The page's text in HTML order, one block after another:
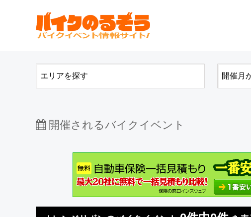
開催されるバイクイベント